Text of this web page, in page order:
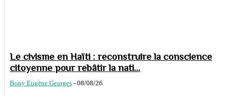
Le civisme en Haïti : reconstruire la conscience
citoyenne pour rebâtir la nati...
Bony Eugène Georges - 08/08/26